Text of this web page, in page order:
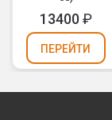
13400₽
ПЕРЕЙТИ